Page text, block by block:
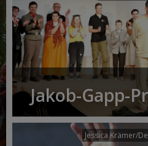
Personen Pfarren
Jakob-Gapp-
Jessica Krämer/